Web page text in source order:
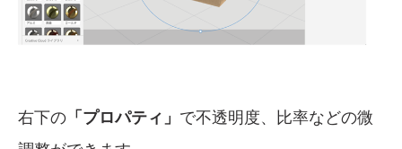
右下の 「プロパティ」 で不透明度、比率などの微